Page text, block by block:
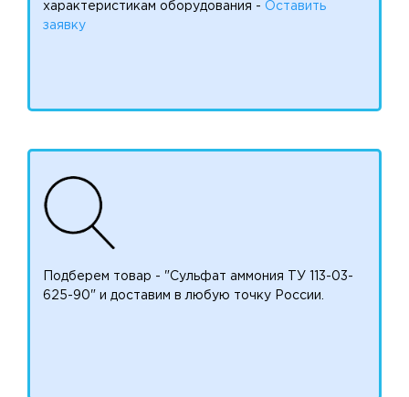
характеристикам оборудования - Оставить
заявку
Подберем товар - "Сульфат аммония ТУ 113-03-
625-90" и доставим в любую точку России.